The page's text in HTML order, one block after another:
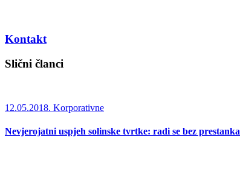
Kontakt
Slični članci
12.05.2018. Korporativne
Nevjerojatni uspjeh solinske tvrtke: radi se bez